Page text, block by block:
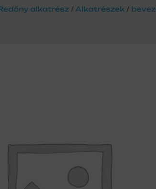
alkatrész / Alkatrészek /